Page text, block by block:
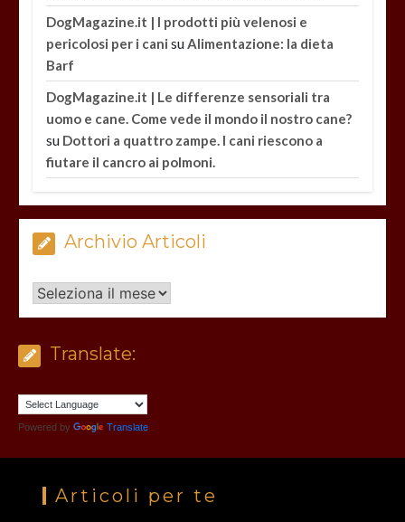
DogMagazine.it | I prodotti più velenosi e
pericolosi per i cani suAlimentazione: la dieta
Barf
DogMagazine.it | Le differenze sensoriali tra
uomo e cane. Come vede il mondo il nostro cane?
su Dottori a quattro zampe. I cani riescono a
fiutare il cancro ai polmoni.
Archivio Articoli
Archivio
Articoli
Translate:
Powered by Translate
Articoli per te